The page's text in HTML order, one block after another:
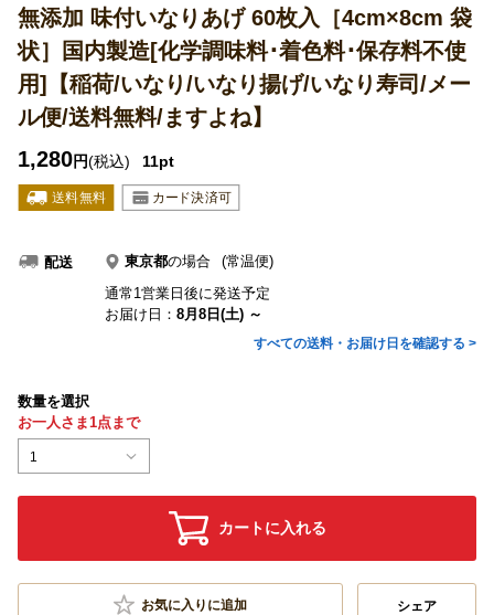
無添加 味付いなりあげ 60枚入［4cm×8cm 袋
状］国内製造[化学調味料･着色料･保存料不使
用]【稲荷/いなり/いなり揚げ/いなり寿司/メー
ル便/送料無料/ますよね】
1,280円(税込) 11pt
配送 東京都の場合
(常温便)
通常1営業日後に発送予定
お届け日： 8月8日(土) ～
すべての送料・お届け日を確認する >
数量を選択
お一人さま1点まで
1
カートに入れる
お気に入りに追加 シェア